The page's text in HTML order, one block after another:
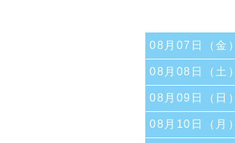
08月07日（金）
08月08日（土）
08月09日（日）
08月10日（月）